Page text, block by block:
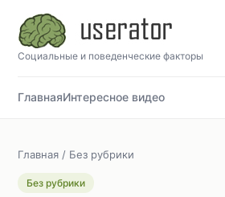
Социальные и поведенческие факторы
ГлавнаяИнтересное видео
Главная / Без рубрики
Без рубрики